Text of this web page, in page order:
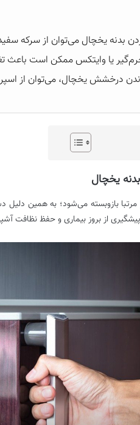
بدنه یخچال می‌توان از سرکه
یا وایتکس ممکن است باعث
درخشش یخچال، می‌توان از
یخچال
بازوبسته می‌شود؛ به همین
از بروز بیماری و حفظ نظافت